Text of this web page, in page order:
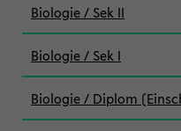
Biologie / Sek II
Biologie / Sek I
Biologie / Diplom